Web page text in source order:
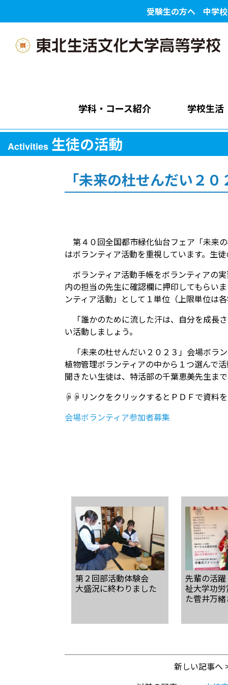
受験生の方へ 中学
学科・コース紹介 学校生活
Activities 生徒の活動
「未来の杜せんだい２
第４０回全国都市緑化仙台フェア「未来
はボランティア活動を重視しています。生
ボランティア活動手帳をボランティアの
内の担当の先生に確認欄に押印してもらい
ンティア活動」として１単位（上限単位は
「誰かのために流した汗は、自分を成長
い活動しましょう。
「未来の杜せんだい２０２３」会場ボラ
植物管理ボランティアの中から１つ選んで
聞きたい生徒は、特活部の千葉恵美先生まで
☟☟リンクをクリックするとＰＤＦで資料を
会場ボランティア参加者募集
第２回部活動体験会
大盛況に終わりました
先輩の活
祉大学功
た菅井万
新しい記事へ